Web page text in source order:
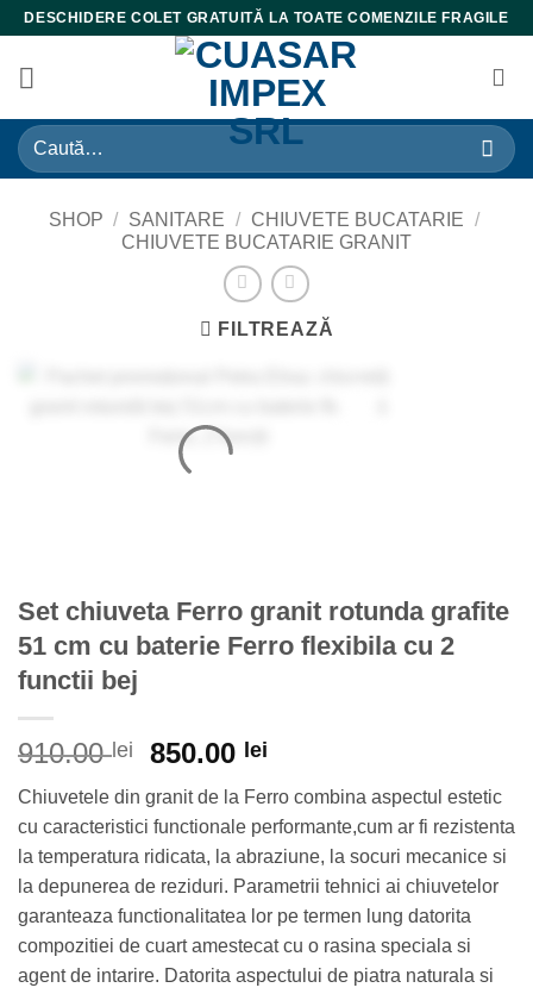
Skip
content
DESCHIDERE COLET GRATUITĂ LA TOATE COMENZILE FRAGILE
Caută
după:
SHOP / SANITARE / CHIUVETE BUCATARIE /
CHIUVETE BUCATARIE GRANIT
FILTREAZĂ
Set chiuveta Ferro granit rotunda grafite
51 cm cu baterie Ferro flexibila cu 2
functii bej
910.00 lei
Prețul
a
fost:
910.00 lei.
850.00 lei
este:
850.00 lei.
Chiuvetele din granit de la Ferro combina aspectul estetic
cu caracteristici functionale performante,cum ar fi rezistenta
la temperatura ridicata, la abraziune, la socuri mecanice si
la depunerea de reziduri. Parametrii tehnici ai chiuvetelor
garanteaza functionalitatea lor pe termen lung datorita
compozitiei de cuart amestecat cu o rasina speciala si
agent de intarire. Datorita aspectului de piatra naturala si